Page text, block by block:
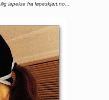
løpelue fra løpeskjørt.no...